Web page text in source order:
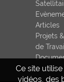
Ce site
vidéos, des
Articles
Projets
de Travail